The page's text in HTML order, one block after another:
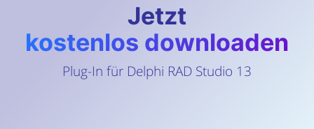
Jetzt
kostenlos downloaden
Plug-In für Delphi RAD Studio 13